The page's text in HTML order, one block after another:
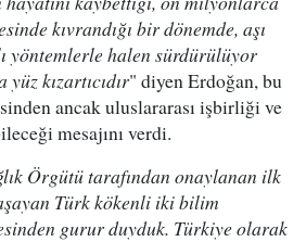
kıvrandığı bir dönemde, aşı
halen sürdürülüyor
yüz kızartıcıdır" diyen Erdoğan, bu
ancak uluslararası işbirliği ve
mesajını verdi.
Örgütü tarafından onaylanan ilk
Türk kökenli iki bilim
gurur duyduk. Türkiye olarak